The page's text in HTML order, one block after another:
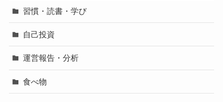
習慣・読書・学び
自己投資
運営報告・分析
食べ物